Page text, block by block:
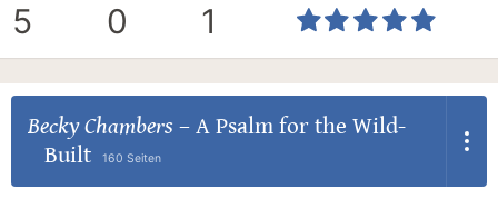
5 0 1
Becky Chambers – A Psalm for the Wild-
Built
160 Seiten